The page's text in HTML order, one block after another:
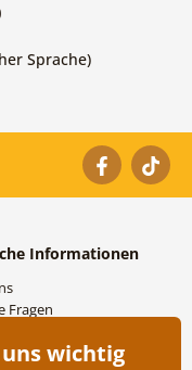
Sprache)
Informationen
Fragen
undwichtig